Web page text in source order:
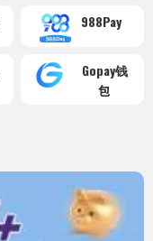
988Pay
Gopay钱
包